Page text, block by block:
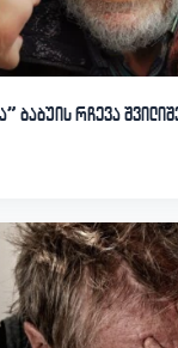
ბაბუის რჩევა